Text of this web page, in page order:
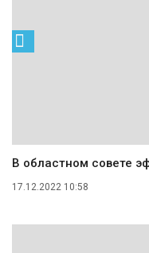
В областном совете
17.12.2022 10:58